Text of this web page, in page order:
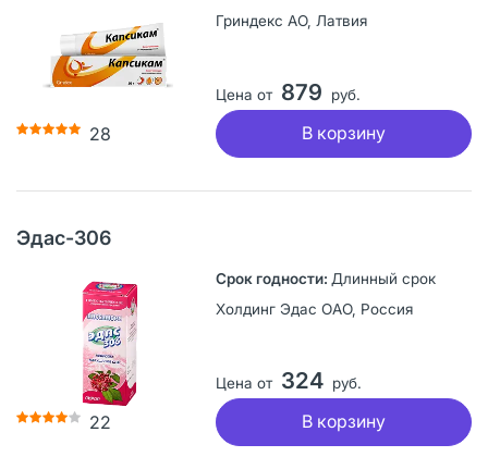
28
Гриндекс АО, Латвия
Цена от 879 руб.
В корзину
Эдас-306
22
Длинный срок
Холдинг Эдас ОАО, Россия
Цена от 324 руб.
В корзину